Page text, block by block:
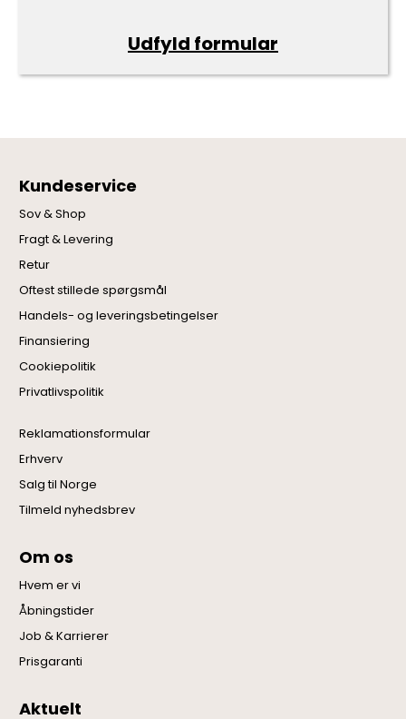
Udfyld formular
Kundeservice
Sov & Shop
Fragt & Levering
Retur
Oftest stillede spørgsmål
Handels- og leveringsbetingelser
Finansiering
Cookiepolitik
Privatlivspolitik
Reklamationsformular
Erhverv
Salg til Norge
Tilmeld nyhedsbrev
Om os
Hvem er vi
Åbningstider
Job & Karrierer
Prisgaranti
Aktuelt